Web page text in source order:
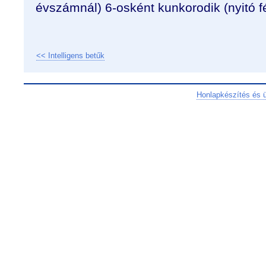
évszámnál) 6-osként kunkorodik (nyitó
<< Intelligens betűk
Honlapkészítés és